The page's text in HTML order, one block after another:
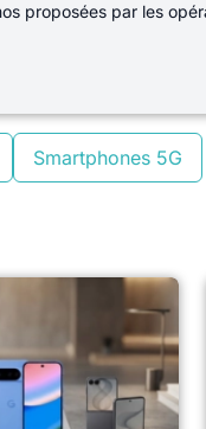
proposées par les
Smartphones 5G